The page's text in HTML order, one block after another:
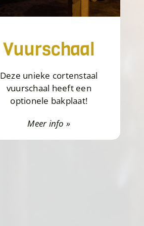
Vuurschaal
Deze unieke cortenstaal
vuurschaal heeft een
optionele bakplaat!
Meer info »